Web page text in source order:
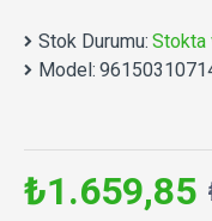
Stok Durumu: Stokta
Model:
₺1.659,85